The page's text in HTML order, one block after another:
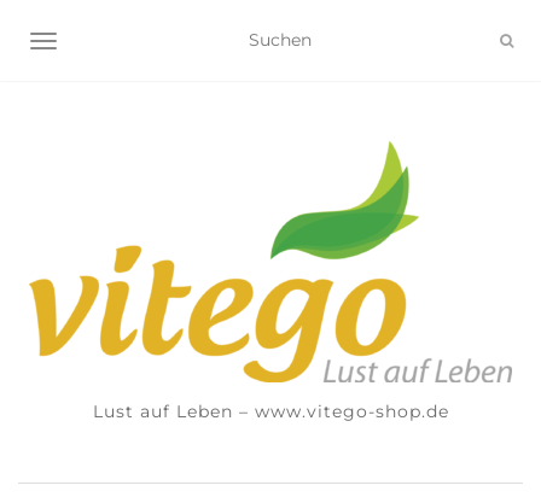
NAVIGATION UMSCHALTEN
Lust auf Leben – www.vitego-shop.de